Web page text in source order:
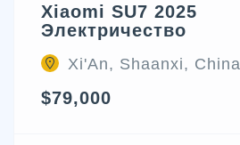
Xiaomi SU7 2025
Электричество
Xi'An, Shaanxi, China
$79,000